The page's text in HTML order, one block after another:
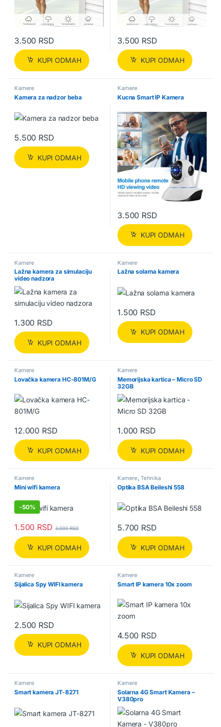
3.500 RSD
KUPI ODMAH
3.500 RSD
KUPI ODMAH
Kamere
Kamera za nadzor beba
5.500 RSD
KUPI ODMAH
Kamere
Kucna Smart IP Kamera
3.500 RSD
KUPI ODMAH
Kamere
Lažna kamera za simulaciju
video nadzora
1.300 RSD
KUPI ODMAH
Kamere
Lažna solarna kamera
1.500 RSD
KUPI ODMAH
Kamere
Lovačka kamera HC-801M/G
12.000 RSD
KUPI ODMAH
Kamere
Memorijska kartica – Micro SD
32GB
1.000 RSD
KUPI ODMAH
Kamere
Mini wifi kamera
-50%
1.500 RSD 3.000RSD
KUPI ODMAH
Kamere, Tehnika
Optika BSA Beileshi 558
5.700 RSD
KUPI ODMAH
Kamere
Sijalica Spy WIFI kamera
2.500 RSD
KUPI ODMAH
Kamere
Smart IP kamera 10x zoom
4.500 RSD
KUPI ODMAH
Kamere
Smart kamera JT-8271
Kamere
Solarna 4G Smart Kamera –
V380pro